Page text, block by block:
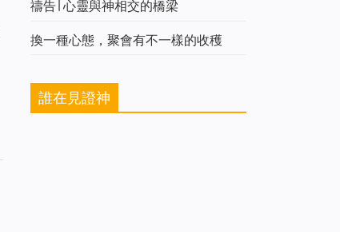
禱告∣ 心靈與神相交的橋梁
換一種心態，聚會有不一樣的收穫
誰在見證神